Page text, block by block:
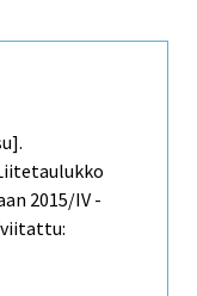
2015/IV -